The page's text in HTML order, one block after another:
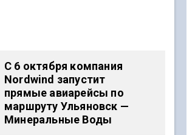
С 6 октября компания
Nordwind запустит
прямые авиарейсы по
маршруту Ульяновск —
Минеральные Воды